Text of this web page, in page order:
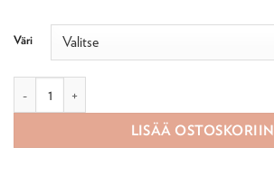
Väri
LISÄÄ OSTOSKORIIN